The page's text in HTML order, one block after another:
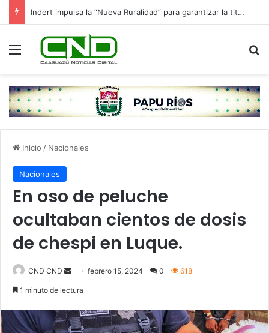
Indert impulsa la “Nueva Ruralidad” para garantizar la titulación de tierras a familias campesinas.
Menú
Inicio / Nacionales
Nacionales
En oso de peluche
ocultaban cientos de dosis
de chespi en Luque.
CND CND
Sendfebrero 15, 2024 0 618
1 minuto de lectura